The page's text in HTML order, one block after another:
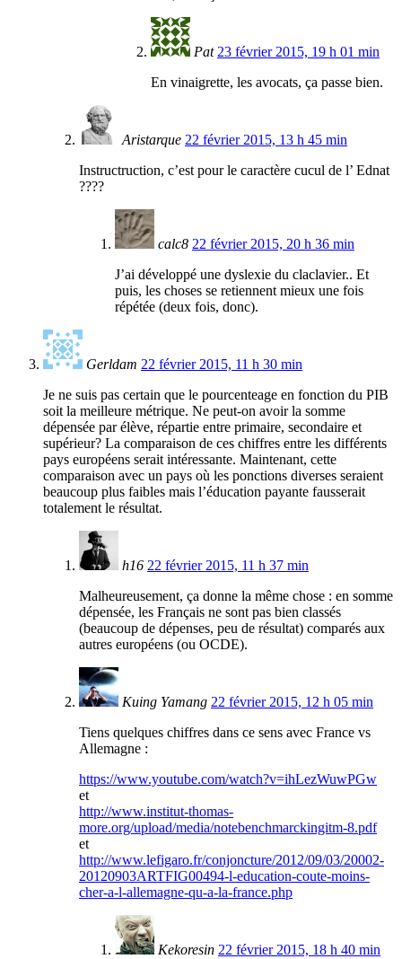
Pat 23 février 2015, 19 h 01 min
En vinaigrette, les avocats, ça passe bien.
Aristarque 22 février 2015, 13 h 45 min
Instructruction, c’est pour le caractère cucul de l’ Ednat
????
calc8 22 février 2015, 20 h 36 min
J’ai développé une dyslexie du claclavier.. Et
puis, les choses se retiennent mieux une fois
répétée (deux fois, donc).
Gerldam 22 février 2015, 11 h 30 min
Je ne suis pas certain que le pourcenteage en fonction du PIB
soit la meilleure métrique. Ne peut-on avoir la somme
dépensée par élève, répartie entre primaire, secondaire et
supérieur? La comparaison de ces chiffres entre les différents
pays européens serait intéressante. Maintenant, cette
comparaison avec un pays où les ponctions diverses seraient
beaucoup plus faibles mais l’éducation payante fausserait
totalement le résultat.
h16 22 février 2015, 11 h 37 min
Malheureusement, ça donne la même chose : en somme
dépensée, les Français ne sont pas bien classés
(beaucoup de dépenses, peu de résultat) comparés aux
autres européens (ou OCDE).
Kuing Yamang 22 février 2015, 12 h 05 min
Tiens quelques chiffres dans ce sens avec France vs
Allemagne :
https://www.youtube.com/watch?v=ihLezWuwPGw
et
http://www.institut-thomas-
more.org/upload/media/notebenchmarckingitm-8.pdf
et
http://www.lefigaro.fr/conjoncture/2012/09/03/20002-
20120903ARTFIG00494-l-education-coute-moins-
cher-a-l-allemagne-qu-a-la-france.php
Kekoresin 22 février 2015, 18 h 40 min